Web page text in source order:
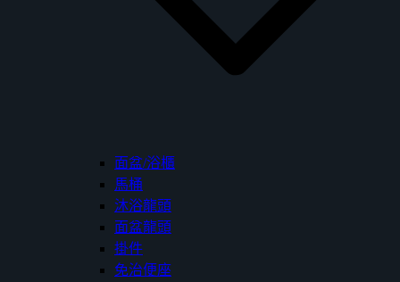
面盆/浴櫃
馬桶
沐浴龍頭
面盆龍頭
掛件
免治便座